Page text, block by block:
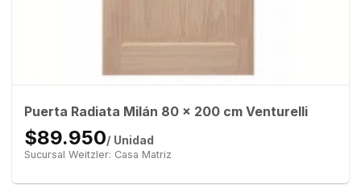
Puerta Radiata Milán 80 x 200 cm Venturelli
$89.950/ Unidad
Sucursal Weitzler: Casa Matriz